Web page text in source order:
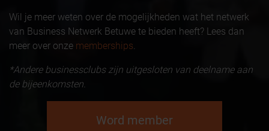
Wil je meer weten over de mogelijkheden wat het netwerk
van Business Netwerk Betuwe te bieden heeft? Lees dan
meer over onze memberships.
*Andere businessclubs zijn uitgesloten van deelname aan
de bijeenkomsten.
Word member